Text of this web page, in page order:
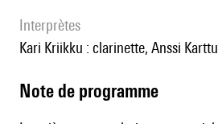
interprètes
Kari Kriikku : clarinette, Anssi
Note de programme